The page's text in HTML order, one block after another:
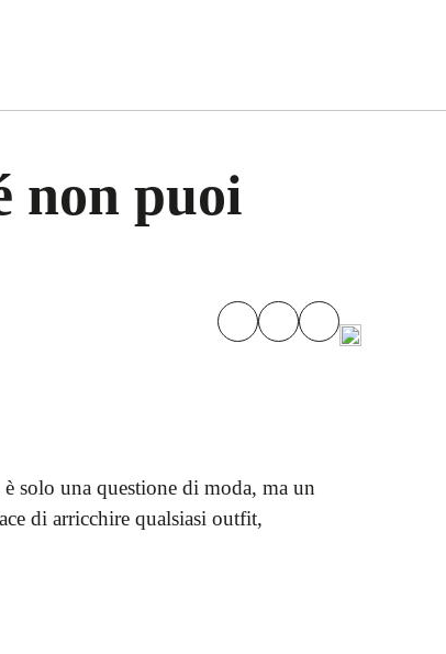
non puoi
solo una questione di moda, ma un
di arricchire qualsiasi outfit,